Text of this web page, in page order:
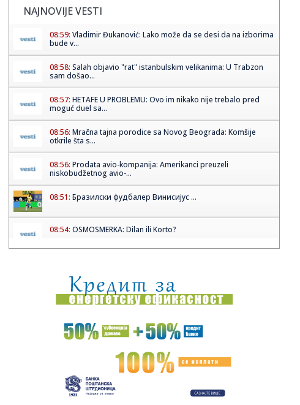
NAJNOVIJE VESTI
08:59: Vladimir Đukanović: Lako može da se desi da na izborima
bude v...
08:58: Salah objavio "rat" istanbulskim velikanima: U Trabzon
sam došao...
08:57: HETAFE U PROBLEMU: Ovo im nikako nije trebalo pred
moguć duel sa...
08:56: Mračna tajna porodice sa Novog Beograda: Komšije
otkrile šta s...
08:56: Prodata avio-kompanija: Amerikanci preuzeli
niskobudžetnog avio-...
08:51: Бразилски фудбалер Винисијус ...
08:54: OSMOSMERKA: Dilan ili Korto?
08:52:Preminuće u svakom trenutku?
08:48:Трамп негирао да САД имају мањак ...
Faraonski doček: Salah predstavljen pred 41.000 navijača
08:49:Pucnjava u školi u Tajlandu: Šestoro mrtvih, napadač 14-